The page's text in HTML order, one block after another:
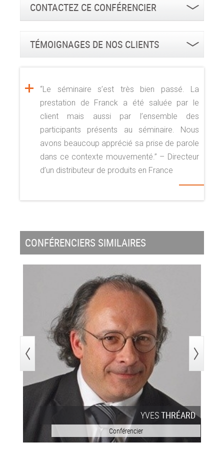
CONTACTEZ CE CONFÉRENCIER
TÉMOIGNAGES DE NOS CLIENTS
“Le séminaire s’est très bien passé. La
prestation de Franck a été saluée par le
client mais aussi par l’ensemble des
participants présents au séminaire. Nous
avons beaucoup apprécié sa prise de parole
dans ce contexte mouvementé.” – Directeur
d’un distributeur de produits en France
CONFÉRENCIERS SIMILAIRES
YVESTHRÉARD
Conférencier
>